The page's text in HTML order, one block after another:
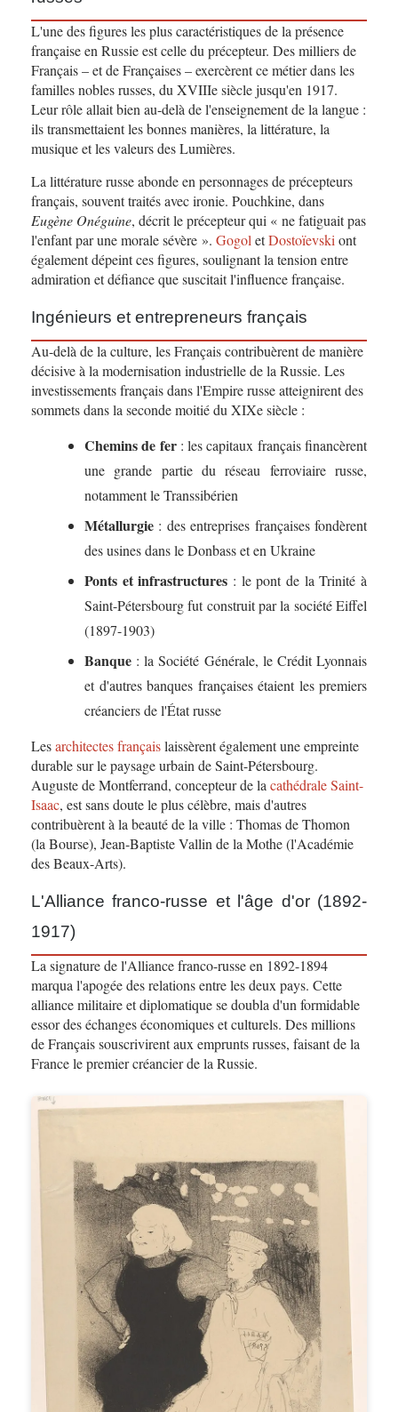
L'une des figures les plus caractéristiques de la présence
française en Russie est celle du précepteur. Des milliers de
Français – et de Françaises – exercèrent ce métier dans les
familles nobles russes, du XVIIIe siècle jusqu'en 1917.
Leur rôle allait bien au-delà de l'enseignement de la langue :
ils transmettaient les bonnes manières, la littérature, la
musique et les valeurs des Lumières.
La littérature russe abonde en personnages de précepteurs
français, souvent traités avec ironie. Pouchkine, dans
Eugène Onéguine, décrit le précepteur qui « ne fatiguait pas
l'enfant par une morale sévère ». GogoletDostoïevskiont
également dépeint ces figures, soulignant la tension entre
admiration et défiance que suscitait l'influence française.
Ingénieurs et entrepreneurs français
Au-delà de la culture, les Français contribuèrent de manière
décisive à la modernisation industrielle de la Russie. Les
investissements français dans l'Empire russe atteignirent des
sommets dans la seconde moitié du XIXe siècle :
Chemins de fer: les capitaux français financèrent
une grande partie du réseau ferroviaire russe,
notamment le Transsibérien
Métallurgie : des entreprises françaises fondèrent
des usines dans le Donbass et en Ukraine
Ponts et infrastructures : le pont de la Trinité à
Saint-Pétersbourg fut construit par la société Eiffel
(1897-1903)
Banque : la Société Générale, le Crédit Lyonnais
et d'autres banques françaises étaient les premiers
créanciers de l'État russe
Lesarchitectes françaislaissèrent également une empreinte
durable sur le paysage urbain de Saint-Pétersbourg.
Auguste de Montferrand, concepteur de lacathédrale Saint-
Isaac, est sans doute le plus célèbre, mais d'autres
contribuèrent à la beauté de la ville : Thomas de Thomon
(la Bourse), Jean-Baptiste Vallin de la Mothe (l'Académie
des Beaux-Arts).
L'Alliance franco-russe et l'âge d'or (1892-
1917)
La signature de l'Alliance franco-russe en 1892-1894
marqua l'apogée des relations entre les deux pays. Cette
alliance militaire et diplomatique se doubla d'un formidable
essor des échanges économiques et culturels. Des millions
de Français souscrivirent aux emprunts russes, faisant de la
France le premier créancier de la Russie.